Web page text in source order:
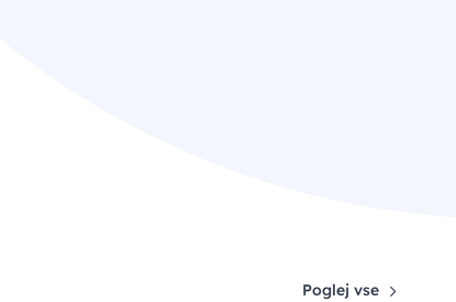
Poglej vse